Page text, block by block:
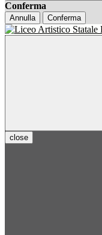
Conferma
Annulla Conferma
close